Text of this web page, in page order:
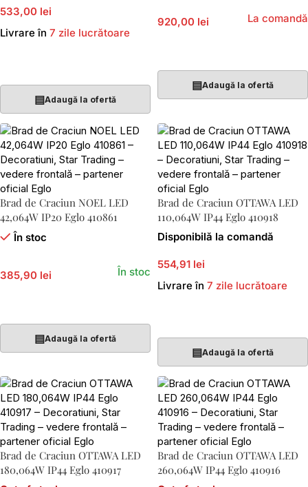
533,00 lei
Livrare în 7 zile lucrătoare
▤Adaugă la ofertă
920,00 lei La comandă
▤Adaugă la ofertă
Brad de Craciun NOEL LED
42,064W IP20 Eglo 410861
În stoc
385,90 lei În stoc
▤Adaugă la ofertă
Brad de Craciun OTTAWA LED
110,064W IP44 Eglo 410918
Disponibilă la comandă
554,91 lei
Livrare în 7 zile lucrătoare
▤Adaugă la ofertă
Brad de Craciun OTTAWA LED
180,064W IP44 Eglo 410917
Brad de Craciun OTTAWA LED
260,064W IP44 Eglo 410916